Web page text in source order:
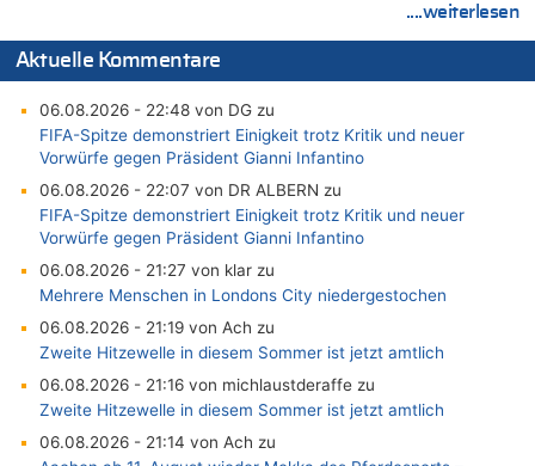
....weiterlesen
Aktuelle Kommentare
06.08.2026 - 22:48 von DG zu
FIFA-Spitze demonstriert Einigkeit trotz Kritik und neuer
Vorwürfe gegen Präsident Gianni Infantino
06.08.2026 - 22:07 von DR ALBERN zu
FIFA-Spitze demonstriert Einigkeit trotz Kritik und neuer
Vorwürfe gegen Präsident Gianni Infantino
06.08.2026 - 21:27 von klar zu
Mehrere Menschen in Londons City niedergestochen
06.08.2026 - 21:19 von Ach zu
Zweite Hitzewelle in diesem Sommer ist jetzt amtlich
06.08.2026 - 21:16 von michlaustderaffe zu
Zweite Hitzewelle in diesem Sommer ist jetzt amtlich
06.08.2026 - 21:14 von Ach zu